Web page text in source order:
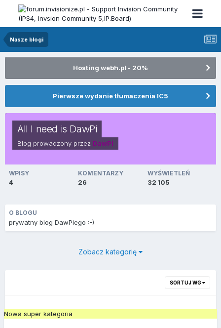
Nasze blogi
Hosting webh.pl - 20%
Pierwsze wydanie tłumaczenia IC5
All I need is DawPi
Blog prowadzony przez DawPi
WPISY
4
KOMENTARZY
26
WYŚWIETLEŃ
32 105
O BLOGU
prywatny blog DawPiego :-)
Zobacz kategorię
SORTUJ WG
Nowa super kategoria